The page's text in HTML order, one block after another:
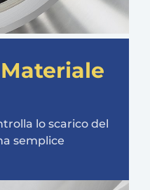
lo scarico del
semplice